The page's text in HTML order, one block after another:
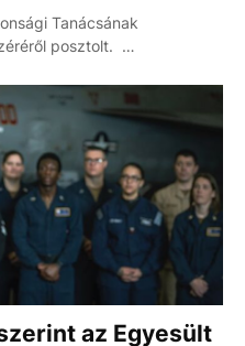
Tanácsának
posztolt. …
az Egyesült